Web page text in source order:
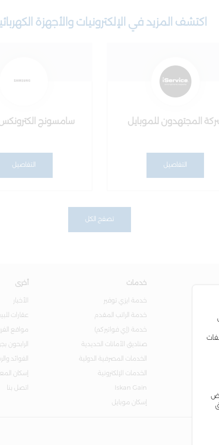
اكتشف المزيد في الإلكترونيات والأجهزة
المجتهدون للموبايل
التفاصيل
سامسونج
التفاصيل
تصفح الكل
خدمات
خدمة ايزي توفير
خدمة الراتب المقدم
خدمة (إي فواتيركم)
صناديق الأمانات الحديدية
الخدمات المصرفية الدولية
الخدمات الإلكترونية
Iskan Gain
إسكان موبايل
أخرى
الأخبار
عقارات
مواقع
الرابحون
الفوائد
إسكان
اتصل بنا